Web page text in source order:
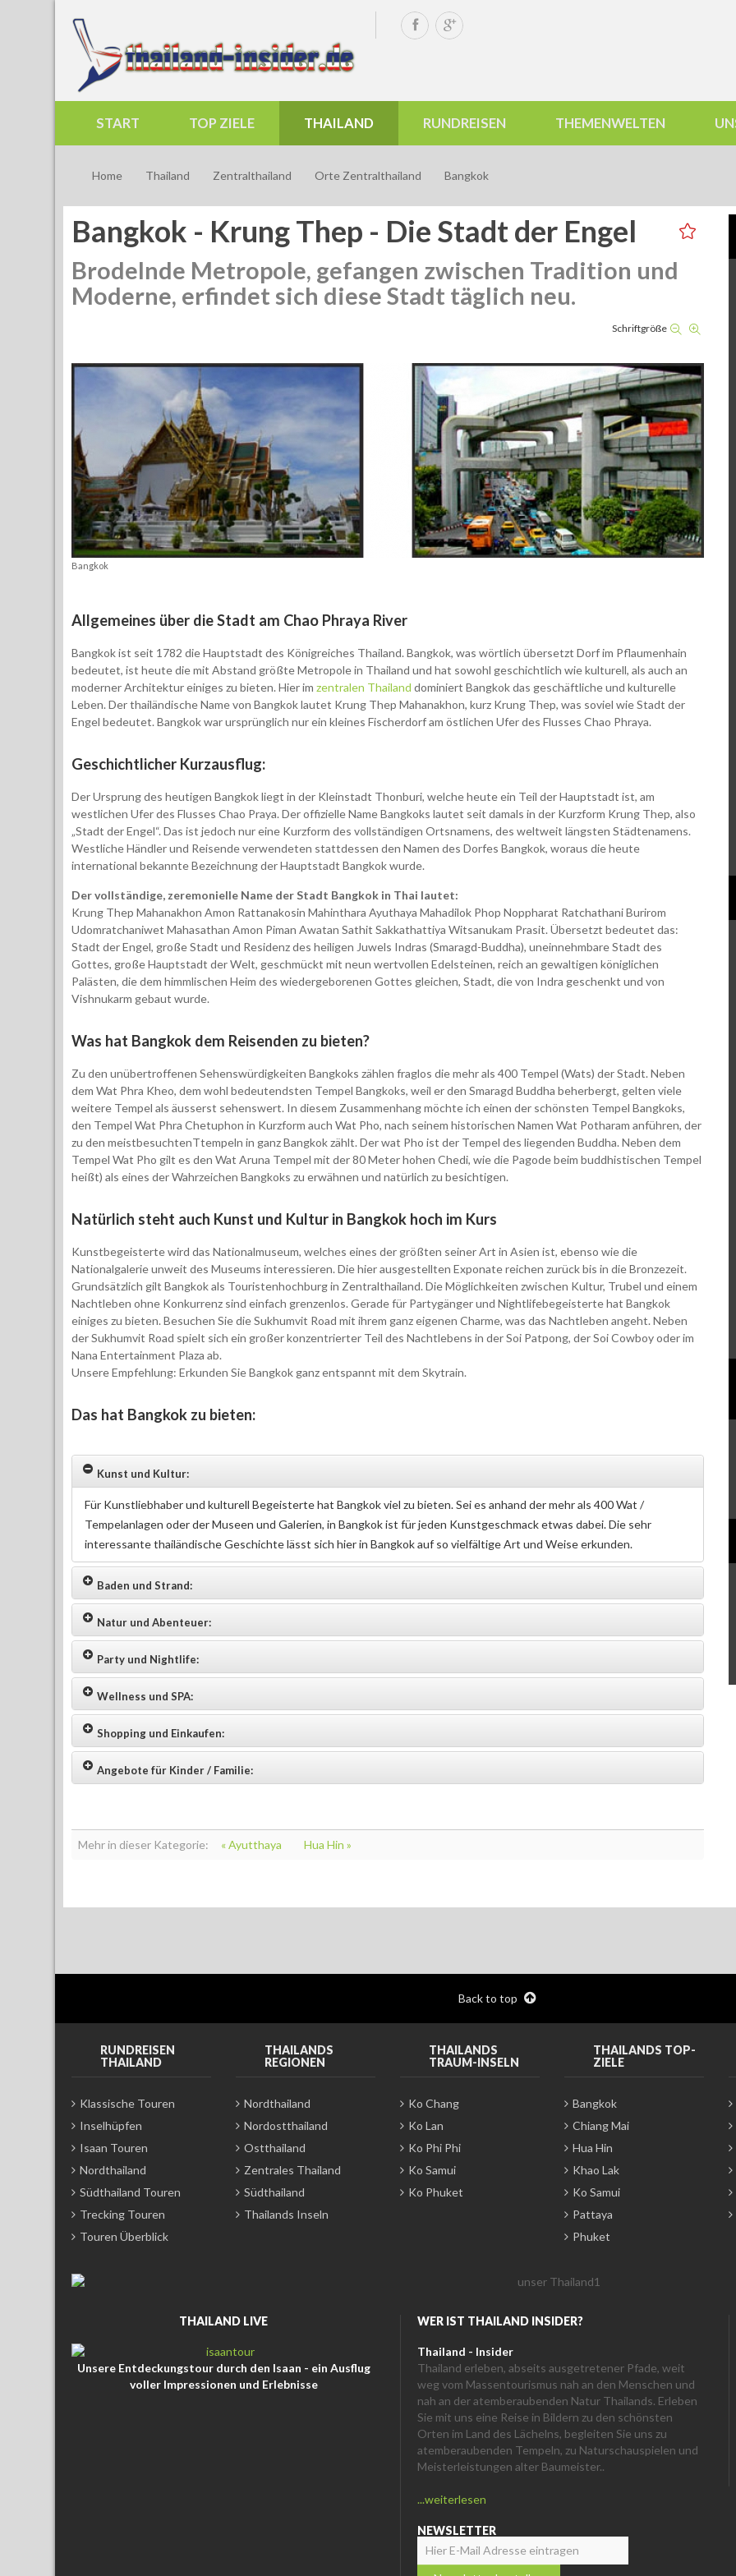
START TOP ZIELE THAILAND RUNDREISEN THEMENWELTEN
Home Thailand Zentralthailand Orte Zentralthailand Bangkok
Bangkok - Krung Thep - Die Stadt der Engel
Brodelnde Metropole, gefangen zwischen Tradition und
Moderne, erfindet sich diese Stadt täglich neu.
Schriftgröße
Bangkok
Allgemeines über die Stadt am Chao Phraya River
Bangkok ist seit 1782 die Hauptstadt des Königreiches Thailand. Bangkok, was wörtlich übersetzt Dorf im Pflaumenhain
bedeutet, ist heute die mit Abstand größte Metropole in Thailand und hat sowohl geschichtlich wie kulturell, als auch an
moderner Architektur einiges zu bieten. Hier im zentralen Thailand dominiert Bangkok das geschäftliche und kulturelle
Leben. Der thailändische Name von Bangkok lautet Krung Thep Mahanakhon, kurz Krung Thep, was soviel wie Stadt der
Engel bedeutet. Bangkok war ursprünglich nur ein kleines Fischerdorf am östlichen Ufer des Flusses Chao Phraya.
Geschichtlicher Kurzausflug:
Der Ursprung des heutigen Bangkok liegt in der Kleinstadt Thonburi, welche heute ein Teil der Hauptstadt ist, am
westlichen Ufer des Flusses Chao Praya. Der offizielle Name Bangkoks lautet seit damals in der Kurzform Krung Thep, also
„Stadt der Engel“. Das ist jedoch nur eine Kurzform des vollständigen Ortsnamens, des weltweit längsten Städtenamens.
Westliche Händler und Reisende verwendeten stattdessen den Namen des Dorfes Bangkok, woraus die heute
international bekannte Bezeichnung der Hauptstadt Bangkok wurde.
Der vollständige, zeremonielle Name der Stadt Bangkok in Thai lautet:
Krung Thep Mahanakhon Amon Rattanakosin Mahinthara Ayuthaya Mahadilok Phop Noppharat Ratchathani Burirom
Udomratchaniwet Mahasathan Amon Piman Awatan Sathit Sakkathattiya Witsanukam Prasit. Übersetzt bedeutet das:
Stadt der Engel, große Stadt und Residenz des heiligen Juwels Indras (Smaragd-Buddha), uneinnehmbare Stadt des
Gottes, große Hauptstadt der Welt, geschmückt mit neun wertvollen Edelsteinen, reich an gewaltigen königlichen
Palästen, die dem himmlischen Heim des wiedergeborenen Gottes gleichen, Stadt, die von Indra geschenkt und von
Vishnukarm gebaut wurde.
Was hat Bangkok dem Reisenden zu bieten?
Zu den unübertroffenen Sehenswürdigkeiten Bangkoks zählen fraglos die mehr als 400 Tempel (Wats) der Stadt. Neben
dem Wat Phra Kheo, dem wohl bedeutendsten Tempel Bangkoks, weil er den Smaragd Buddha beherbergt, gelten viele
weitere Tempel als äusserst sehenswert. In diesem Zusammenhang möchte ich einen der schönsten Tempel Bangkoks,
den Tempel Wat Phra Chetuphon in Kurzform auch Wat Pho, nach seinem historischen Namen Wat Potharam anführen, der
zu den meistbesuchtenTtempeln in ganz Bangkok zählt. Der wat Pho ist der Tempel des liegenden Buddha. Neben dem
Tempel Wat Pho gilt es den Wat Aruna Tempel mit der 80 Meter hohen Chedi, wie die Pagode beim buddhistischen Tempel
heißt) als eines der Wahrzeichen Bangkoks zu erwähnen und natürlich zu besichtigen.
Natürlich steht auch Kunst und Kultur in Bangkok hoch im Kurs
Kunstbegeisterte wird das Nationalmuseum, welches eines der größten seiner Art in Asien ist, ebenso wie die
Nationalgalerie unweit des Museums interessieren. Die hier ausgestellten Exponate reichen zurück bis in die Bronzezeit.
Grundsätzlich gilt Bangkok als Touristenhochburg in Zentralthailand. Die Möglichkeiten zwischen Kultur, Trubel und einem
Nachtleben ohne Konkurrenz sind einfach grenzenlos. Gerade für Partygänger und Nightlifebegeisterte hat Bangkok
einiges zu bieten. Besuchen Sie die Sukhumvit Road mit ihrem ganz eigenen Charme, was das Nachtleben angeht. Neben
der Sukhumvit Road spielt sich ein großer konzentrierter Teil des Nachtlebens in der Soi Patpong, der Soi Cowboy oder im
Nana Entertainment Plaza ab.
Unsere Empfehlung: Erkunden Sie Bangkok ganz entspannt mit dem Skytrain.
Das hat Bangkok zu bieten:
Kunst und Kultur:
Für Kunstliebhaber und kulturell Begeisterte hat Bangkok viel zu bieten. Sei es anhand der mehr als 400 Wat /
Tempelanlagen oder der Museen und Galerien, in Bangkok ist für jeden Kunstgeschmack etwas dabei. Die sehr
interessante thailändische Geschichte lässt sich hier in Bangkok auf so vielfältige Art und Weise erkunden.
Baden und Strand:
Natur und Abenteuer:
Party und Nightlife:
Wellness und SPA:
Shopping und Einkaufen:
Angebote für Kinder / Familie:
Mehr in dieser Kategorie: « Ayutthaya Hua Hin »
Back to top
RUNDREISEN
THAILAND
Klassische Touren
Inselhüpfen
Isaan Touren
Nordthailand
Südthailand Touren
Trecking Touren
Touren Überblick
THAILANDS
REGIONEN
Nordthailand
Nordostthailand
Ostthailand
Zentrales Thailand
Südthailand
Thailands Inseln
THAILANDS
TRAUM-INSELN
Ko Chang
Ko Lan
Ko Phi Phi
Ko Samui
Ko Phuket
THAILANDS TOP-
ZIELE
Bangkok
Chiang Mai
Hua Hin
Khao Lak
Ko Samui
Pattaya
Phuket
THAILAND LIVE
Unsere Entdeckungstour durch den Isaan - ein Ausflug
voller Impressionen und Erlebnisse
WER IST THAILAND INSIDER?
Thailand - Insider
Thailand erleben, abseits ausgetretener Pfade, weit
weg vom Massentourismus nah an den Menschen und
nah an der atemberaubenden Natur Thailands. Erleben
Sie mit uns eine Reise in Bildern zu den schönsten
Orten im Land des Lächelns, begleiten Sie uns zu
atemberaubenden Tempeln, zu Naturschauspielen und
Meisterleistungen alter Baumeister..
...weiterlesen
NEWSLETTER